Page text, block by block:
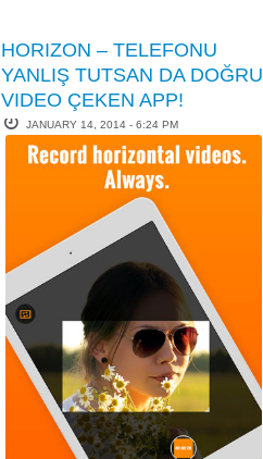
HORIZON – TELEFONU
YANLIŞ TUTSAN DA DOĞRU
VIDEO ÇEKEN APP!
JANUARY 14, 2014 - 6:24 PM